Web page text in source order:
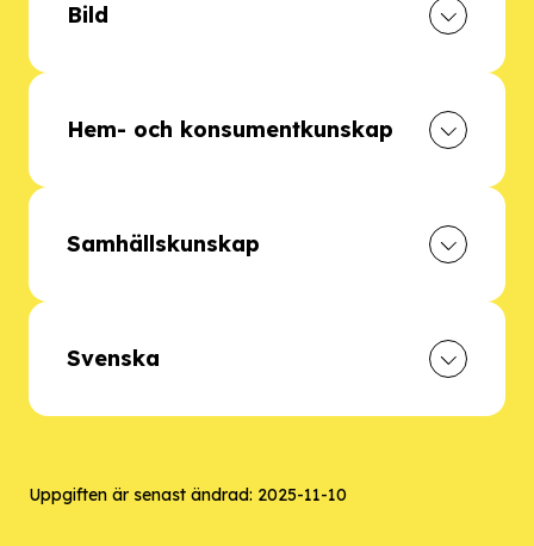
Bild
Hem- och konsumentkunskap
Samhällskunskap
Svenska
Uppgiften är senast ändrad: 2025-11-10